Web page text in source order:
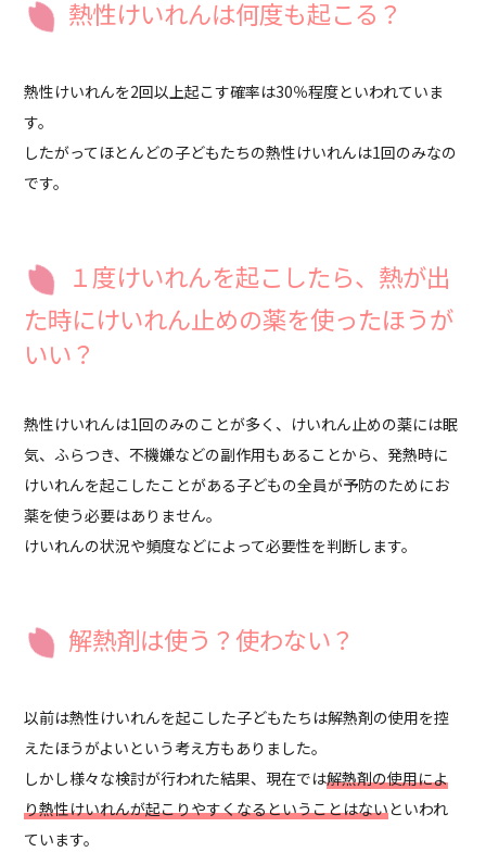
熱性けいれんは何度も起こる？
熱性けいれんを2回以上起こす確率は30％程度といわれていま
す。
したがってほとんどの子どもたちの熱性けいれんは1回のみなの
です。
１度けいれんを起こしたら、熱が出
た時にけいれん止めの薬を使ったほうが
いい？
熱性けいれんは1回のみのことが多く、けいれん止めの薬には眠
気、ふらつき、不機嫌などの副作用もあることから、発熱時に
けいれんを起こしたことがある子どもの全員が予防のためにお
薬を使う必要はありません。
けいれんの状況や頻度などによって必要性を判断します。
解熱剤は使う？使わない？
以前は熱性けいれんを起こした子どもたちは解熱剤の使用を控
えたほうがよいという考え方もありました。
しかし様々な検討が行われた結果、現在では解熱剤の使用によ
り熱性けいれんが起こりやすくなるということはないといわれ
ています。